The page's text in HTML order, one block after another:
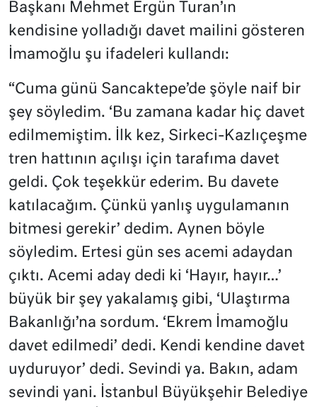
Başkanı Mehmet Ergün Turan’ın
kendisine yolladığı davet mailini gösteren
İmamoğlu şu ifadeleri kullandı:
“Cuma günü Sancaktepe’de şöyle naif bir
şey söyledim. ‘Bu zamana kadar hiç davet
edilmemiştim. İlk kez, Sirkeci-Kazlıçeşme
tren hattının açılışı için tarafıma davet
geldi. Çok teşekkür ederim. Bu davete
katılacağım. Çünkü yanlış uygulamanın
bitmesi gerekir’ dedim. Aynen böyle
söyledim. Ertesi gün ses acemi adaydan
çıktı. Acemi aday dedi ki ‘Hayır, hayır…’
büyük bir şey yakalamış gibi, ‘Ulaştırma
Bakanlığı’na sordum. ‘Ekrem İmamoğlu
davet edilmedi’ dedi. Kendi kendine davet
uyduruyor’ dedi. Sevindi ya. Bakın, adam
sevindi yani. İstanbul Büyükşehir Belediye